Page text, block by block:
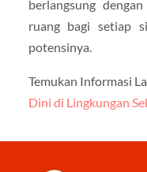
berlangsung
ruang bagi setiap
potensinya.
Temukan Informasi
Dini di Lingkungan